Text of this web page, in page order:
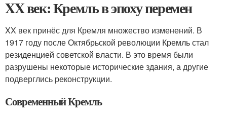
XX век: Кремль в эпоху перемен
XX век принёс для Кремля множество изменений. В
1917 году после Октябрьской революции Кремль стал
резиденцией советской власти. В это время были
разрушены некоторые исторические здания, а другие
подверглись реконструкции.
Современный Кремль